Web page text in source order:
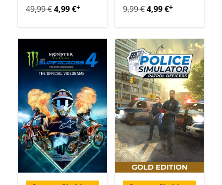
Ursprünglich 49,99 € jetzt 4,99 €Enthält In-App-
49,99 €4,99 €+
Ursprünglich 9,99 € jetzt
9,99 €4,99 €+